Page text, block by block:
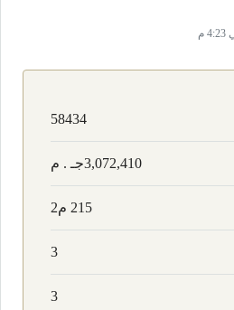
58434
3,072,410جـ . م
215 م2
3
3